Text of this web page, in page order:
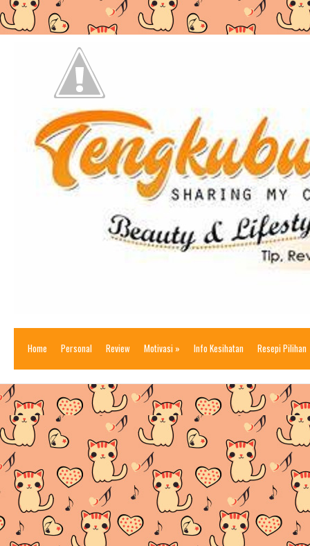
Home Personal Review Motivasi » Info Kesihatan Resepi Pilihan